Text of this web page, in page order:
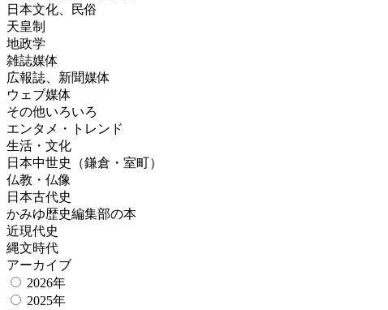
日本文化、民俗
天皇制
地政学
雑誌媒体
広報誌、新聞媒体
ウェブ媒体
その他いろいろ
エンタメ・トレンド
生活・文化
日本中世史（鎌倉・室町）
仏教・仏像
日本古代史
かみゆ歴史編集部の本
近現代史
縄文時代
アーカイブ
2026年
2025年